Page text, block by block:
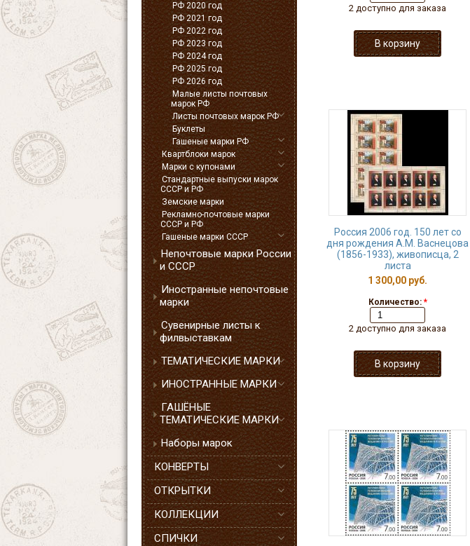
РФ 2020 год
РФ 2021 год
РФ 2022 год
РФ 2023 год
РФ 2024 год
РФ 2025 год
РФ 2026 год
Малые листы почтовых
марок РФ
Листы почтовых марок РФ
Буклеты
Гашеные марки РФ
Квартблоки марок
Марки с купонами
Стандартные выпуски марок
СССР и РФ
Земские марки
Рекламно-почтовые марки
СССР и РФ
Гашеные марки СССР
Непочтовые марки России
и СССР
Иностранные непочтовые
марки
Сувенирные листы к
филвыставкам
ТЕМАТИЧЕСКИЕ МАРКИ
ИНОСТРАННЫЕ МАРКИ
ГАШЁНЫЕ
ТЕМАТИЧЕСКИЕ МАРКИ
Наборы марок
КОНВЕРТЫ
ОТКРЫТКИ
КОЛЛЕКЦИИ
СПИЧКИ
2 доступно для заказа
Россия 2006 год. 150 лет со
дня рождения А.М. Васнецова
(1856-1933), живописца, 2
листа
1 300,00 руб.
Количество: *
2 доступно для заказа